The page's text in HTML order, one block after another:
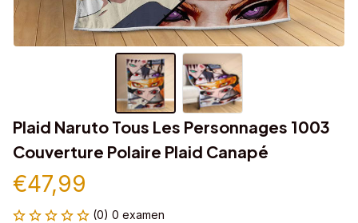
Plaid Naruto Tous Les Personnages 1003
Couverture Polaire Plaid Canapé
€47,99
(0) 0 examen